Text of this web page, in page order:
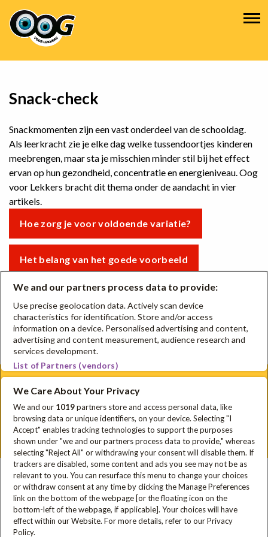
Overslaan
en
naar
inhoud
Hoofdnavigatie
Snack-check
Snackmomenten zijn een vast onderdeel van de schooldag.
Als leerkracht zie je elke dag welke tussendoortjes kinderen
meebrengen, maar sta je misschien minder stil bij het effect
ervan op hun gezondheid, concentratie en energieniveau. Oog
voor Lekkers bracht dit thema onder de aandacht in vier
artikels.
Hoe zorg je voor voldoende variatie?
Het belang van het goede voorbeeld
Eerste hulp bij moeilijke eters
Is suiker in fruit gezonder dan andere suiker?
Schrijf je in voor onze nieuwsbrief
Disclaimer Privacyverklaring Cookie Policy
FAQ
Sitemap
In samenwerking met
Met steun van
We and our partners process data to provide:
Use precise geolocation data. Actively scan device
characteristics for identification. Store and/or access
information on a device. Personalised advertising and content,
advertising and content measurement, audience research and
services development.
List of Partners (vendors)
We Care About Your Privacy
We and our 1019partners store and access personal data, like
browsing data or unique identifiers, on your device. Selecting "I
Accept" enables tracking technologies to support the purposes
shown under "we and our partners process data to provide," whereas
selecting "Reject All" or withdrawing your consent will disable them. If
trackers are disabled, some content and ads you see may not be as
relevant to you. You can resurface this menu to change your choices
or withdraw consent at any time by clicking the Manage Preferences
link on the bottom of the webpage [or the floating icon on the
bottom-left of the webpage, if applicable]. Your choices will have
effect within our Website. For more details, refer to our Privacy
Policy.